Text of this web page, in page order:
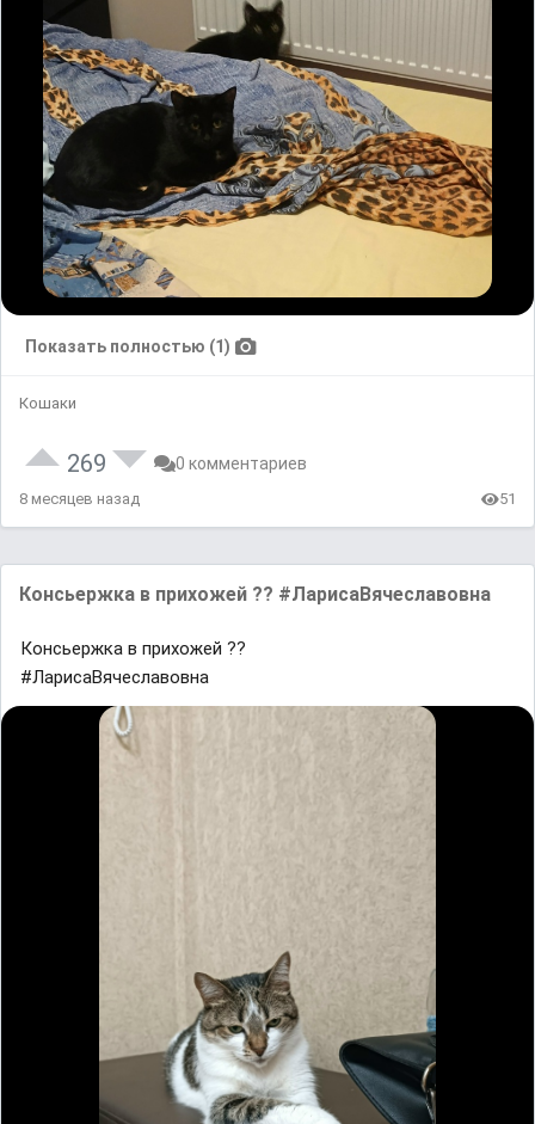
Показать полностью (1)
Кошаки
269 0 комментариев
8 месяцев назад 51
Консьержка в прихожей ?? #ЛарисаВячеславовна
Консьержка в прихожей ??
#ЛарисаВячеславовна